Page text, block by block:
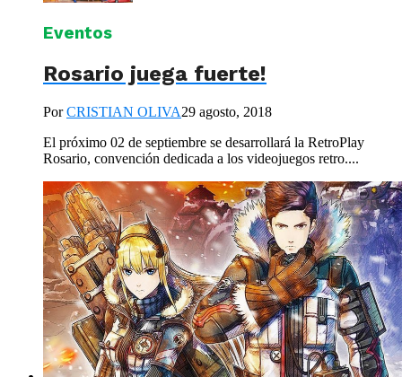
Eventos
Rosario juega fuerte!
PorCRISTIAN OLIVA29 agosto, 2018
El próximo 02 de septiembre se desarrollará la RetroPlay
Rosario, convención dedicada a los videojuegos retro....